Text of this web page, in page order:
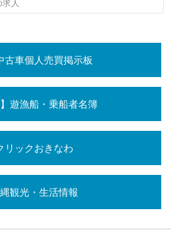
人
古車個人売買掲示板
】遊漁船・乗船者名簿
リックおきなわ
観光・生活情報